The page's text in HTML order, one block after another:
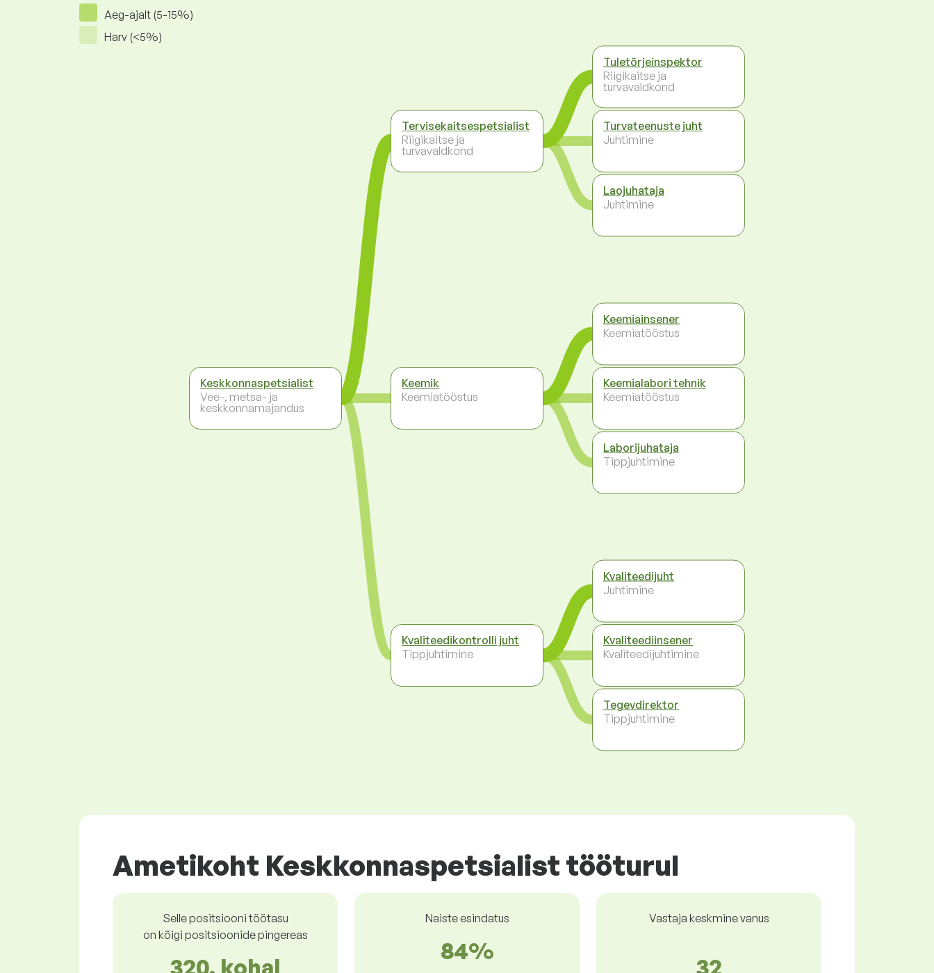
Aeg-ajalt (5-15%)
Harv (<5%)
Keskkonnaspetsialist
Vee-, metsa- ja
keskkonnamajandus
Tervisekaitsespetsialist
Riigikaitse ja
turvavaldkond
Keemik
Keemiatööstus
Kvaliteedikontrolli juht
Tippjuhtimine
Tuletõrjeinspektor
Riigikaitse ja
turvavaldkond
Turvateenuste juht
Juhtimine
Laojuhataja
Juhtimine
Keemiainsener
Keemiatööstus
Keemialabori tehnik
Keemiatööstus
Laborijuhataja
Tippjuhtimine
Kvaliteedijuht
Juhtimine
Kvaliteediinsener
Kvaliteedijuhtimine
Tegevdirektor
Tippjuhtimine
Ametikoht Keskkonnaspetsialist tööturul
Selle positsiooni töötasu
on kõigi positsioonide pingereas
320. kohal
Naiste esindatus
84%
Vastaja keskmine vanus
32